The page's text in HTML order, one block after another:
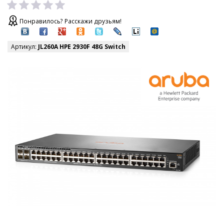
Понравилось? Расскажи друзьям!
Артикул: JL260A HPE 2930F 48G Switch